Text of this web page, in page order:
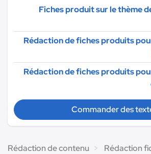
Fiches produit sur le thème
Rédaction de fiches produits
Rédaction de fiches produits
Commander des
Rédaction de contenu
Rédaction